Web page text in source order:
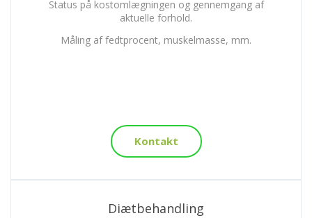
Status på kostomlægningen og gennemgang af
aktuelle forhold.
Måling af fedtprocent, muskelmasse, mm.
Kontakt
Diætbehandling